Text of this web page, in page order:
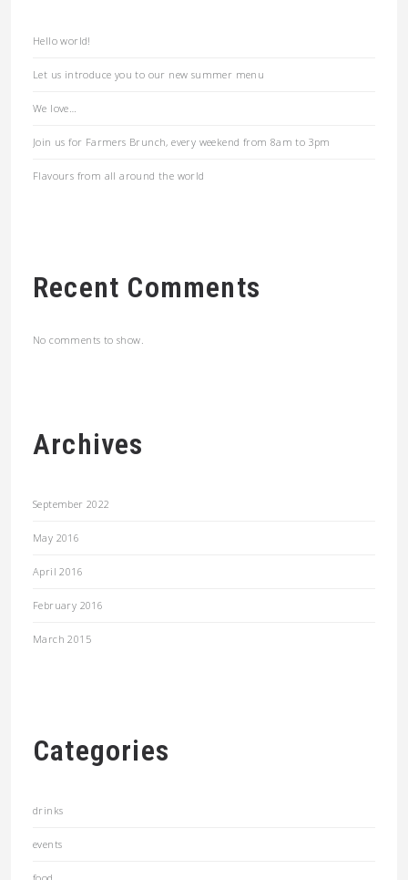
Hello world!
Let us introduce you to our new summer menu
We love…
Join us for Farmers Brunch, every weekend from 8am to 3pm
Flavours from all around the world
Recent Comments
No comments to show.
Archives
September 2022
May 2016
April 2016
February 2016
March 2015
Categories
drinks
events